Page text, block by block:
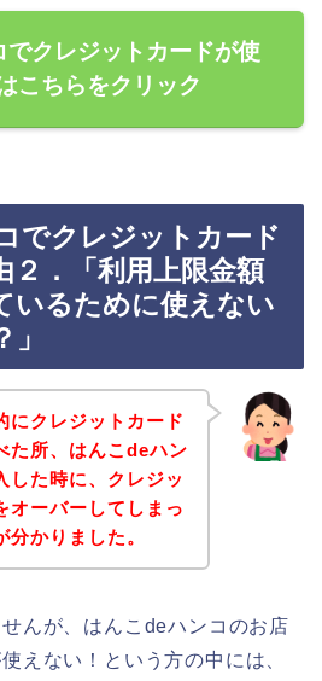
クレジットカードが使
こちらをクリック
でクレジットカード
２．「利用上限金額
いるために使えない
にクレジットカード
た所、はんこdeハン
した時に、クレジッ
オーバーしてしまっ
かりました。
んが、はんこdeハンコのお店
えない！という方の中には、